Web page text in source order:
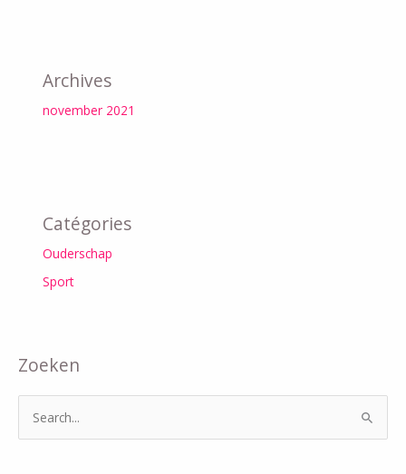
Archives
november 2021
Catégories
Ouderschap
Sport
Zoeken
o